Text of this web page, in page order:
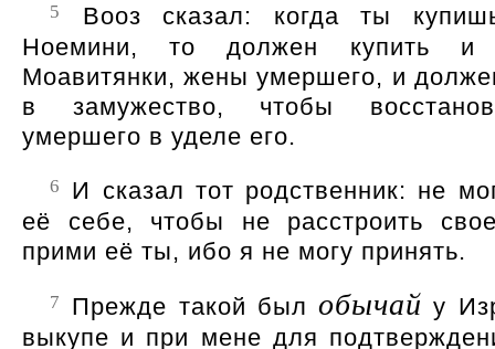
5
Вооз сказал: когда ты
Ноемини, то должен купить
Моавитянки, жены умершего, и
в замужество, чтобы
умершего в уделе его.
6
И сказал тот родственник: не
её себе, чтобы не расстроить
прими её ты, ибо я не могу принять.
7 Прежде такой былобычай у
выкупе и при мене для